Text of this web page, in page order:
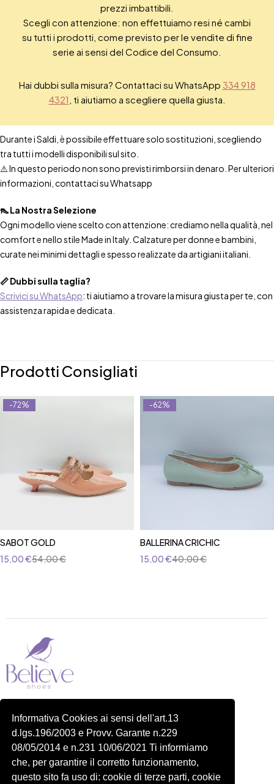
Informativa Cookies ai sensi dell'art.13
d.lgs.196/2003 e Provv. Garante n.229
08/05/2014 e n.231 10/06/2021 Ti informiamo
che, per garantire il corretto funzionamento,
questo sito fa uso di: cookie di terze parti, cookie
prezzi imbattibili.
Scegli con attenzione: non effettuiamo resi né cambi
su tutti i prodotti, come previsto per le vendite di fine
serie ai sensi del Codice del Consumo.
Hai dubbi sulla misura? Contattaci su WhatsApp 334 918
4321 , ti aiutiamo a scegliere quella giusta.
Durante i Saldi, è possibile effettuare solo sostituzioni, scegliendo
tra tutti i modelli disponibili sul sito.
⚠️ In questo periodo non sono previsti rimborsi in denaro. Per ulteriori
informazioni, contattaci su Whatsapp
👠 La Nostra Selezione
Ogni modello viene scelto con attenzione: crediamo nella qualità, nel
comfort e nello stile Made in Italy. Calzature per donne e bambini,
curate nei minimi dettagli e spesso realizzate da artigiani italiani.
📏 Dubbi sulla taglia?
Scrivici su WhatsApp: ti aiutiamo a trovare la misura giusta per te, con
assistenza rapida e dedicata.
Prodotti Consigliati
-72%
SABOT GOLD
54,00€
15,00€
-62%
BALLERINA CRICHIC
40,00€
15,00€
P.IVA 14822091006
N.REA: RM-1548401
C.SOCIALE: €10,00
334 918 4321